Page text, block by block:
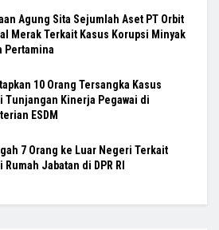
Agung Sita Sejumlah Aset PT Orbit
Merak Terkait Kasus Korupsi Minyak
Pertamina
10 Orang Tersangka Kasus
Tunjangan Kinerja Pegawai di
ESDM
7 Orang ke Luar Negeri Terkait
Rumah Jabatan di DPR RI